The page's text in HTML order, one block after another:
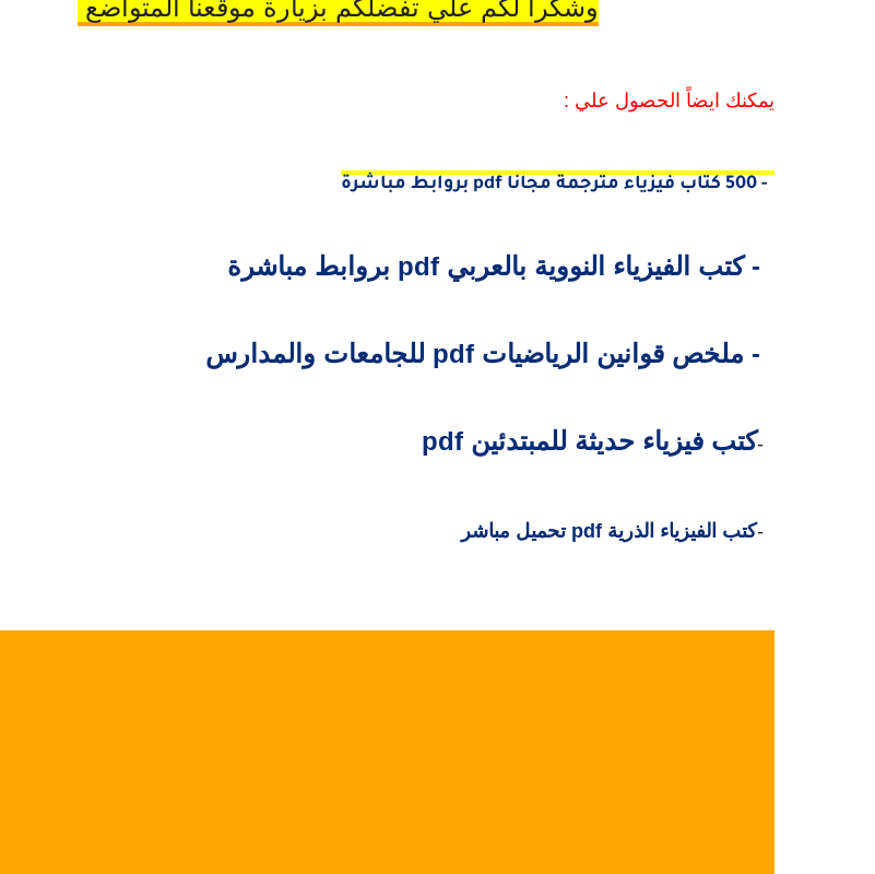
وشكرا لكم علي تفضلكم بزيارة موقعنا المتواضع
يمكنك ايضاً الحصول علي :
كتب فيزياء حديثة للمبتدئين pdf
كتب الفيزياء الذرية pdf تحميل مباشر